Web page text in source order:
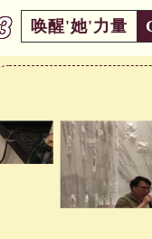
唤醒'她'力量